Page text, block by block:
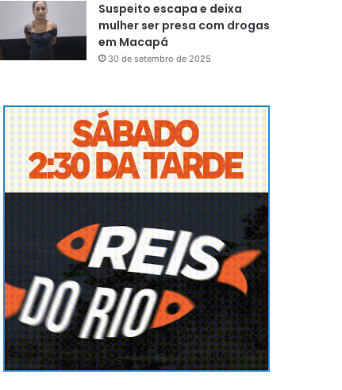
Suspeito escapa e deixa
mulher ser presa com drogas
em Macapá
30 de setembro de 2025